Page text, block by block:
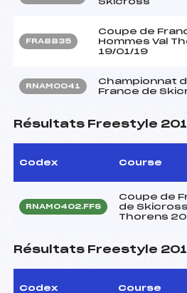
FRA8835
Coupe de
Hommes Val
19/01/19
RNAM0041
Championnat
France de
Résultats Freestyle
Codex Course
RNAM0402.FFS
Coupe de
de Skicross
Thorens
Résultats Freestyle
Codex Course